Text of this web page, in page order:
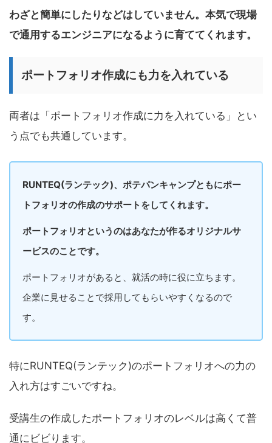
わざと簡単にしたりなどはしていません。本気で現場
で通用するエンジニアになるように育ててくれます。
ポートフォリオ作成にも力を入れている
両者は「ポートフォリオ作成に力を入れている」とい
う点でも共通しています。
RUNTEQ(ランテック)、ポテパンキャンプともにポー
トフォリオの作成のサポートをしてくれます。
ポートフォリオというのはあなたが作るオリジナルサ
ービスのことです。
ポートフォリオがあると、就活の時に役に立ちます。
企業に見せることで採用してもらいやすくなるので
す。
特にRUNTEQ(ランテック)のポートフォリオへの力の
入れ方はすごいですね。
受講生の作成したポートフォリオのレベルは高くて普
通にビビります。